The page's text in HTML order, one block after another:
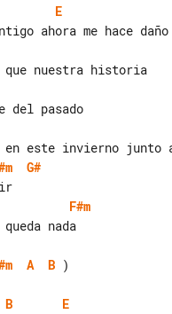
E
ahora me hace daño
G#
F#m
nada
A B )
B
E